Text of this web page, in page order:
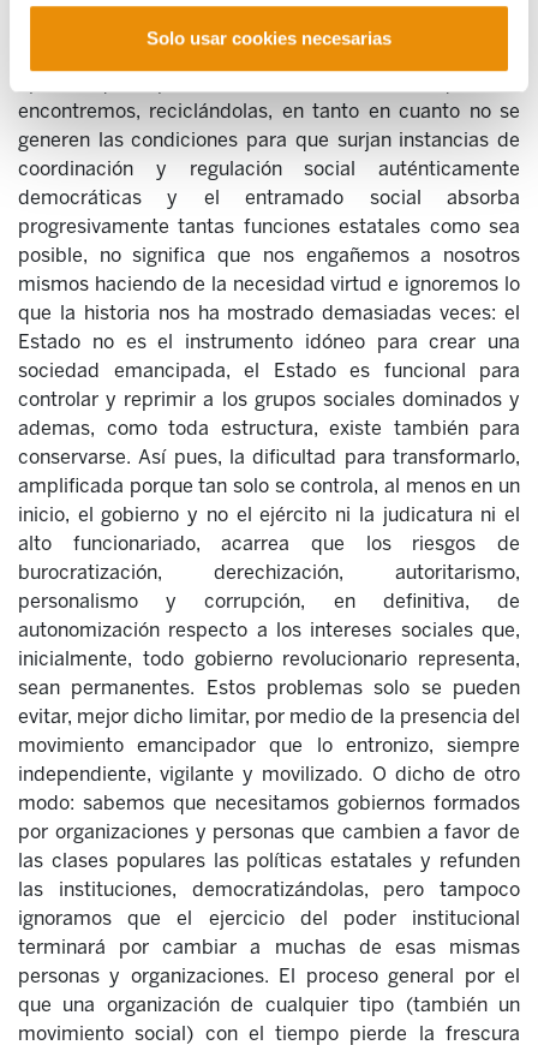
Solo usar cookies necesarias
personas y organizaciones
El hecho de que, de momento, no dispongamos de otra
encontremos, reciclándolas, en tanto en cuanto no se
generen las condiciones para que surjan instancias de
coordinación y regulación social auténticamente
democráticas y el entramado social absorba
progresivamente tantas funciones estatales como sea
posible, no significa que nos engañemos a nosotros
mismos haciendo de la necesidad virtud e ignoremos lo
que la historia nos ha mostrado demasiadas veces: el
Estado no es el instrumento idóneo para crear una
sociedad emancipada, el Estado es funcional para
controlar y reprimir a los grupos sociales dominados y
ademas, como toda estructura, existe también para
conservarse. Así pues, la dificultad para transformarlo,
amplificada porque tan solo se controla, al menos en un
inicio, el gobierno y no el ejército ni la judicatura ni el
alto funcionariado, acarrea que los riesgos de
burocratización, derechización, autoritarismo,
personalismo y corrupción, en definitiva, de
autonomización respecto a los intereses sociales que,
inicialmente, todo gobierno revolucionario representa,
sean permanentes. Estos problemas solo se pueden
evitar, mejor dicho limitar, por medio de la presencia del
movimiento emancipador que lo entronizo, siempre
independiente, vigilante y movilizado. O dicho de otro
modo: sabemos que necesitamos gobiernos formados
por organizaciones y personas que cambien a favor de
las clases populares las políticas estatales y refunden
las instituciones, democratizándolas, pero tampoco
ignoramos que el ejercicio del poder institucional
terminará por cambiar a muchas de esas mismas
personas y organizaciones. El proceso general por el
que una organización de cualquier tipo (también un
movimiento social) con el tiempo pierde la frescura